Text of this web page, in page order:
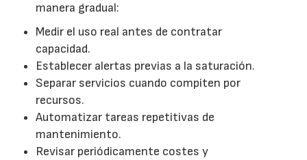
manera gradual:
Medir el uso real antes de contratar
capacidad.
Establecer alertas previas a la saturación.
Separar servicios cuando compiten por
recursos.
Automatizar tareas repetitivas de
mantenimiento.
Revisar periódicamente costes y